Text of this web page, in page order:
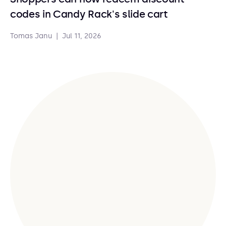
codes in Candy Rack's slide cart
Tomas Janu Jul 11, 2026